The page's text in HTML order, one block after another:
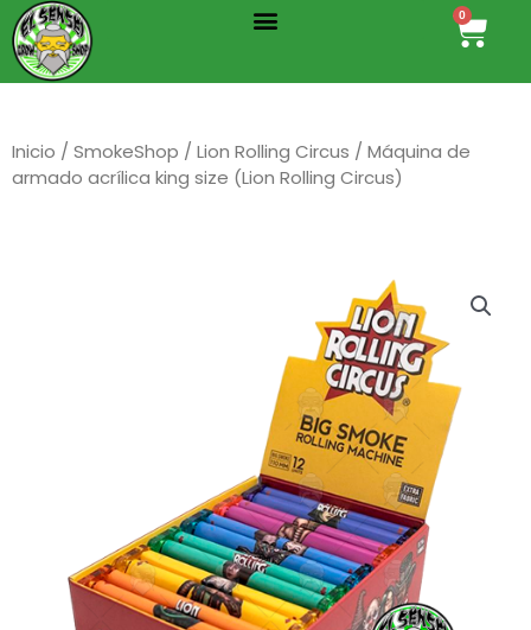
al
contenido
Menu 0
Cart
Inicio / SmokeShop / Lion Rolling Circus / Máquina de
armado acrílica king size (Lion Rolling Circus)